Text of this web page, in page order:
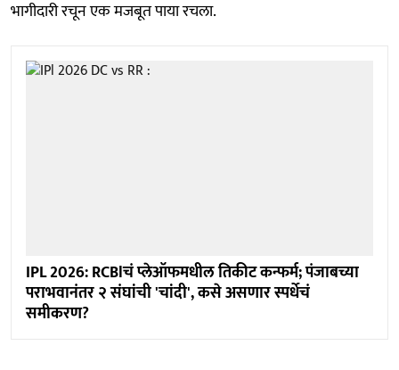
भागीदारी रचून एक मजबूत पाया रचला.
IPL 2026: RCBlचं प्लेऑफमधील तिकीट कन्फर्म; पंजाबच्या
पराभवानंतर २ संघांची 'चांदी', कसे असणार स्पर्धेचं
समीकरण?